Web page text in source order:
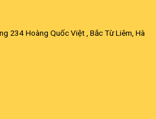
234 Hoàng Quốc Việt , Bắc Từ Liêm, Hà